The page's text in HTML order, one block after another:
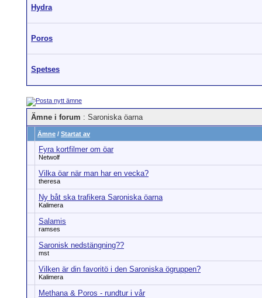
Hydra
Poros
Spetses
Ämne i forum : Saroniska öarna
Ämne / Startat av
Fyra kortfilmer om öar
Netwolf
Vilka öar när man har en vecka?
theresa
Ny båt ska trafikera Saroniska öarna
Kalimera
Salamis
ramses
Saronisk nedstängning??
mst
Vilken är din favoritö i den Saroniska ögruppen?
Kalimera
Methana & Poros - rundtur i vår